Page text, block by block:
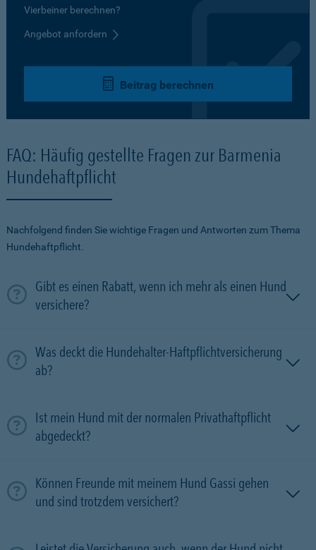
Vierbeiner berechnen?
Angebot anfordern
Beitrag berechnen
FAQ: Häufig gestellte Fragen zur Barmenia
Hundehaftpflicht
Nachfolgend finden Sie wichtige Fragen und Antworten zum Thema
Hundehaftpflicht.
Gibt es einen Rabatt, wenn ich mehr als einen Hund
versichere?
Was deckt die Hundehalter-Haftpflichtversicherung
ab?
Ist mein Hund mit der normalen Privathaftpflicht
abgedeckt?
Können Freunde mit meinem Hund Gassi gehen
und sind trotzdem versichert?